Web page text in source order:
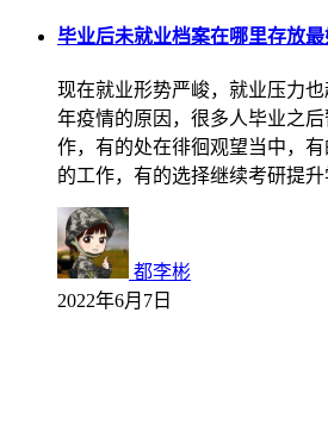
毕业后未就业档案在哪里存放最
现在就业形势严峻，就业压力
年疫情的原因，很多人毕业之
作，有的处在徘徊观望当中，
的工作，有的选择继续考研提
都李彬
2022年6月7日